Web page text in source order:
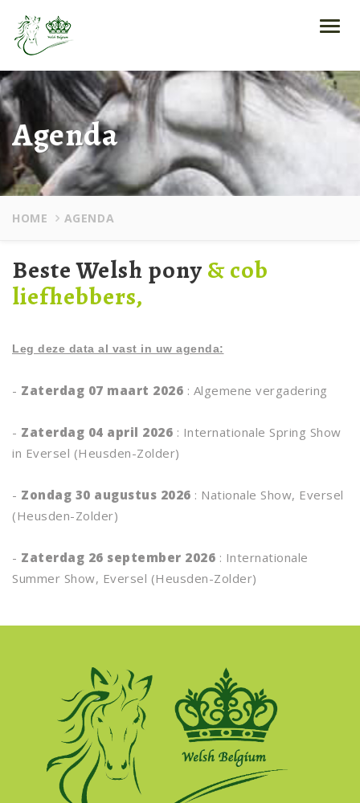
Agenda
HOME AGENDA
Beste Welsh pony & cob
liefhebbers,
Leg deze data al vast in uw agenda:
- Zaterdag 07 maart 2026 : Algemene vergadering
- Zaterdag 04 april 2026 : Internationale Spring Show
in Eversel (Heusden-Zolder)
- Zondag 30 augustus 2026 : Nationale Show, Eversel
(Heusden-Zolder)
- Zaterdag 26 september 2026 : Internationale
Summer Show, Eversel (Heusden-Zolder)